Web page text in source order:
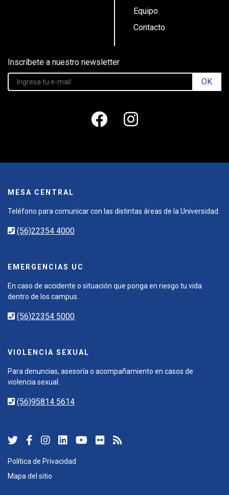
Equipo
Contacto
Inscríbete a nuestro newsletter
OK
MESA CENTRAL
Teléfono para comunicar con las distintas áreas de la Universidad.
(56)22354 4000
EMERGENCIAS UC
En caso de accidente o situación que ponga en riesgo tu vida
dentro de los campus.
(56)22354 5000
VIOLENCIA SEXUAL
Para denuncias, asesoría o acompañamiento en casos de
violencia sexual.
(56)95814 5614
Política de Privacidad
Mapa del sitio